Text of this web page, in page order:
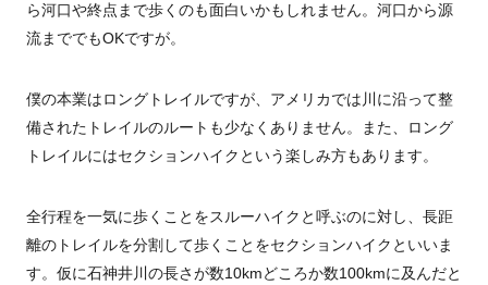
ら河口や終点まで歩くのも面白いかもしれません。河口から源
流まででもOKですが。
僕の本業はロングトレイルですが、アメリカでは川に沿って整
備されたトレイルのルートも少なくありません。また、ロング
トレイルにはセクションハイクという楽しみ方もあります。
全行程を一気に歩くことをスルーハイクと呼ぶのに対し、長距
離のトレイルを分割して歩くことをセクションハイクといいま
す。仮に石神井川の長さが数10kmどころか数100kmに及んだと